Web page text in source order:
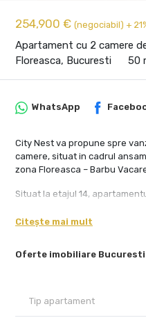
254,900 € (negociabil) +
Apartament cu 2 camere
Floreasca, Bucuresti
50
Oferte imobiliare Bucuresti
WhatsApp
City Nest va propune spre
camere, situat in cadrul
zona Floreasca – Barbu
Situat la etajul 14,
lumina naturala pe tot
Proprietatea are o suprafata
spatiu fluid si confortabil,
Citește mai mult
Tip apartament